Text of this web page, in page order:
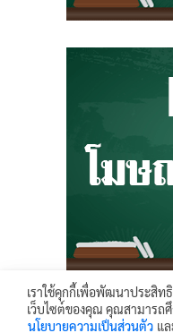
เราใช้คุกกี้เพื่อพัฒนาประสิ
เว็บไซต์ของคุณ คุณสามารถ
นโยบายความเป็นส่วนตัว แ